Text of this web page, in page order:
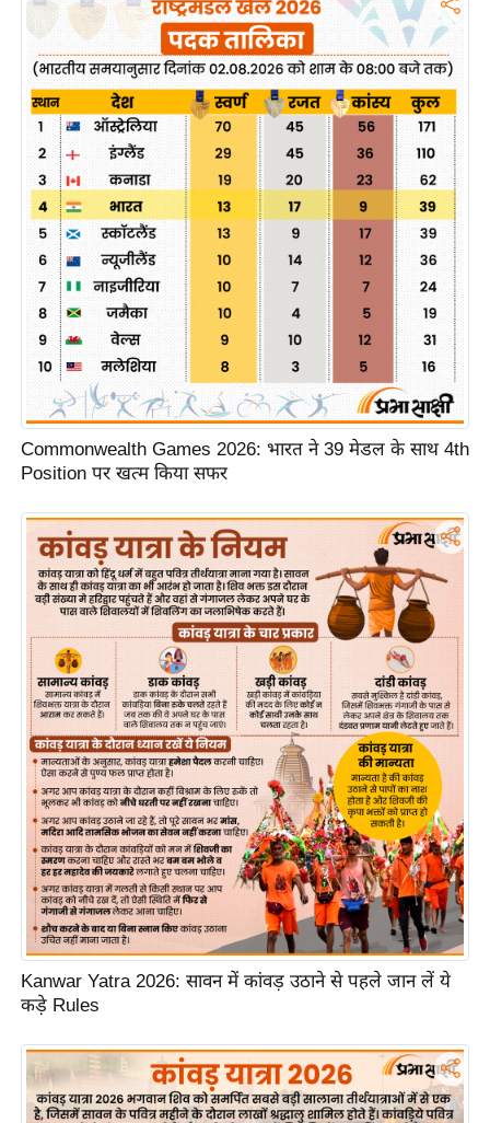
य
यं
ग
डि
या
सा
हि
त्य
ज
ग
टो
व
र्ल्ड
न्यू
ज
ब्री
फ
म
नो
रं
ज
न
ज
ग
त
बॉ
ली
वु
ड
हॉ
ली
वु
ड
फि
Commonwealth Games 2026: भारत ने 39 मेडल के साथ 4th
Position पर खत्म किया सफर
Kanwar Yatra 2026: सावन में कांवड़ उठाने से पहले जान लें ये
कड़े Rules